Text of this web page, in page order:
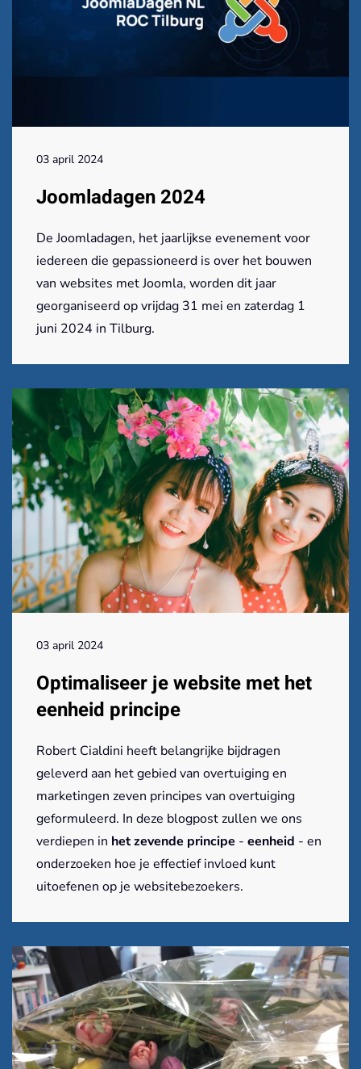
03 april 2024
Joomladagen 2024
De Joomladagen, het jaarlijkse evenement voor
iedereen die gepassioneerd is over het bouwen
van websites met Joomla, worden dit jaar
georganiseerd op vrijdag 31 mei en zaterdag 1
juni 2024 in Tilburg.
03 april 2024
Optimaliseer je website met het
eenheid principe
Robert Cialdini heeft belangrijke bijdragen
geleverd aan het gebied van overtuiging en
marketingen zeven principes van overtuiging
geformuleerd. In deze blogpost zullen we ons
verdiepen in het zevende principe - eenheid - en
onderzoeken hoe je effectief invloed kunt
uitoefenen op je websitebezoekers.